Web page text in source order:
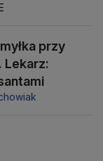
przy
Lekarz: